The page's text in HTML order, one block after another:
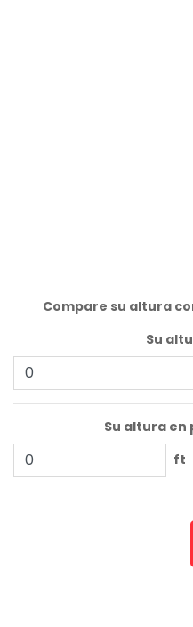
Compare su altura
Su
Su altura en
ft